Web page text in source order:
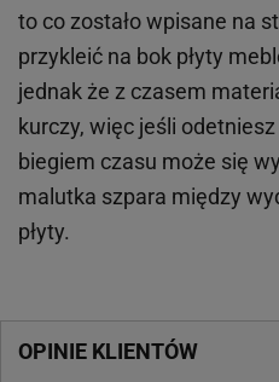
to co zostało wpisane na
przykleić na bok płyty
jednak że z czasem
kurczy, więc jeśli
biegiem czasu może się
malutka szpara między
płyty.
OPINIE KLIENTÓW